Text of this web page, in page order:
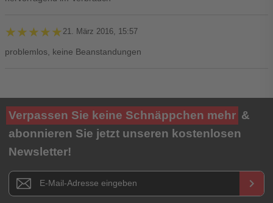
★★★★★
★★★★★ 21. März 2016, 15:57
problemlos, keine Beanstandungen
Ihre Bewertung**
★★★★★
Titel**
E-Mail-Adresse
Verpassen Sie keine Schnäppchen mehr &
abonnieren Sie jetzt unseren kostenlosen
Newsletter!
Newsletter E-Mail Adresse keyboard_arrow_right